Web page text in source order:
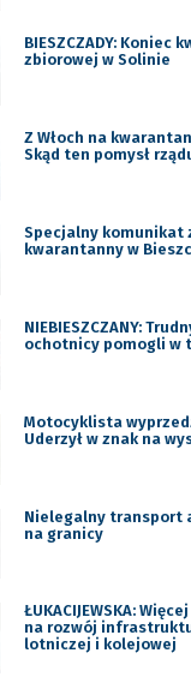
BIESZCZADY: Koniec
zbiorowej w Solinie
Z Włoch na
Skąd ten pomysł
Specjalny komunikat
kwarantanny w
NIEBIESZCZANY:
ochotnicy pomogli w
Motocyklista
Uderzył w znak na
Nielegalny transport
na granicy
ŁUKACIJEWSKA:
na rozwój
lotniczej i kolejowej